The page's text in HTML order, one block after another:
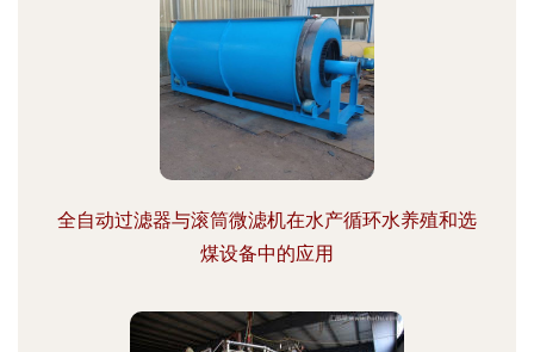
全自动过滤器与滚筒微滤机在水产循环水养殖和选
煤设备中的应用